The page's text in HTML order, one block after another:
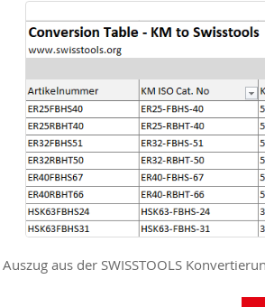
Auszug aus der SWISSTOOLS